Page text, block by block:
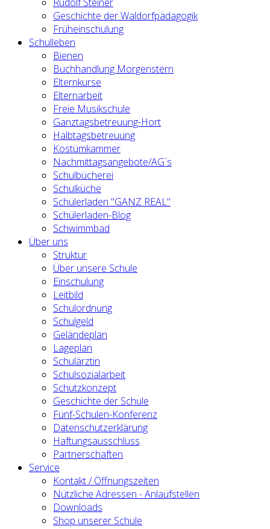
Geschichte der Waldorfpädagogik
Früheinschulung
Schulleben
Bienen
Buchhandlung Morgenstern
Elternkurse
Elternarbeit
Freie Musikschule
Ganztagsbetreuung-Hort
Halbtagsbetreuung
Kostümkammer
Nachmittagsangebote/AG´s
Schulbücherei
Schulküche
Schülerladen "GANZ REAL"
Schülerladen-Blog
Schwimmbad
Über uns
Struktur
Über unsere Schule
Einschulung
Leitbild
Schulordnung
Schulgeld
Geländeplan
Lageplan
Schulärztin
Schulsozialarbeit
Schutzkonzept
Geschichte der Schule
Fünf-Schulen-Konferenz
Datenschutzerklärung
Haftungsausschluss
Partnerschaften
Service
Kontakt / Öffnungszeiten
Nützliche Adressen - Anlaufstellen
Downloads
Shop unserer Schule